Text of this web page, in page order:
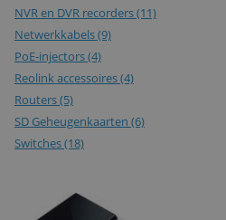
NVR en DVR recorders(11)
Netwerkkabels(9)
PoE-injectors(4)
Reolink accessoires(4)
Routers(5)
SD Geheugenkaarten (6)
Switches(18)